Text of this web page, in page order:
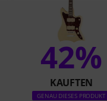
42%
KAUFTEN
GENAU DIESES PRODUKT